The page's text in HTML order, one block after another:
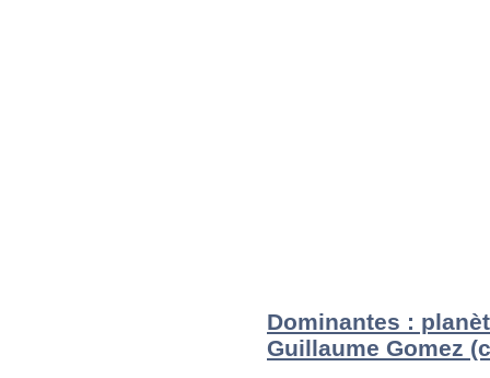
Dominantes :
Guillaume Gomez